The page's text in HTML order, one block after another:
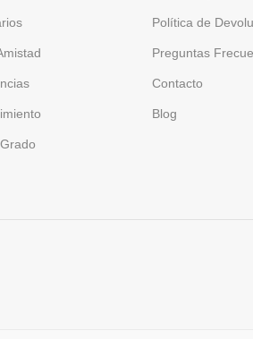
Política de
Preguntas
Contacto
Blog